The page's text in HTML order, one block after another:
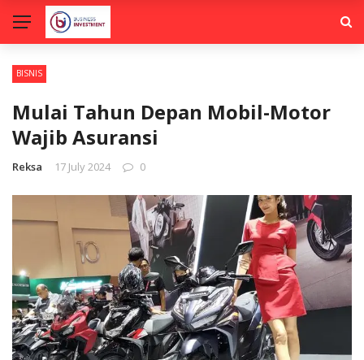
BISNIS
Mulai Tahun Depan Mobil-Motor
Wajib Asuransi
Reksa 17 July 2024 0